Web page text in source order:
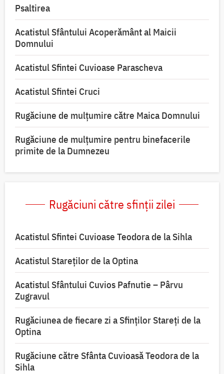
Psaltirea
Acatistul Sfântului Acoperământ al Maicii
Domnului
Acatistul Sfintei Cuvioase Parascheva
Acatistul Sfintei Cruci
Rugăciune de mulţumire către Maica Domnului
Rugăciune de mulțumire pentru binefacerile
primite de la Dumnezeu
Rugăciuni către sfinții zilei
Acatistul Sfintei Cuvioase Teodora de la Sihla
Acatistul Stareţilor de la Optina
Acatistul Sfântului Cuvios Pafnutie – Pârvu
Zugravul
Rugăciunea de fiecare zi a Sfinților Stareți de la
Optina
Rugăciune către Sfânta Cuvioasă Teodora de la
Sihla